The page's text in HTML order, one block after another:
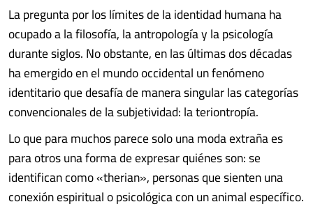
La pregunta por los límites de la identidad humana ha
ocupado a la filosofía, la antropología y la psicología
durante siglos. No obstante, en las últimas dos décadas
ha emergido en el mundo occidental un fenómeno
identitario que desafía de manera singular las categorías
convencionales de la subjetividad: la teriontropía.
Lo que para muchos parece solo una moda extraña es
para otros una forma de expresar quiénes son: se
identifican como «therian», personas que sienten una
conexión espiritual o psicológica con un animal específico.